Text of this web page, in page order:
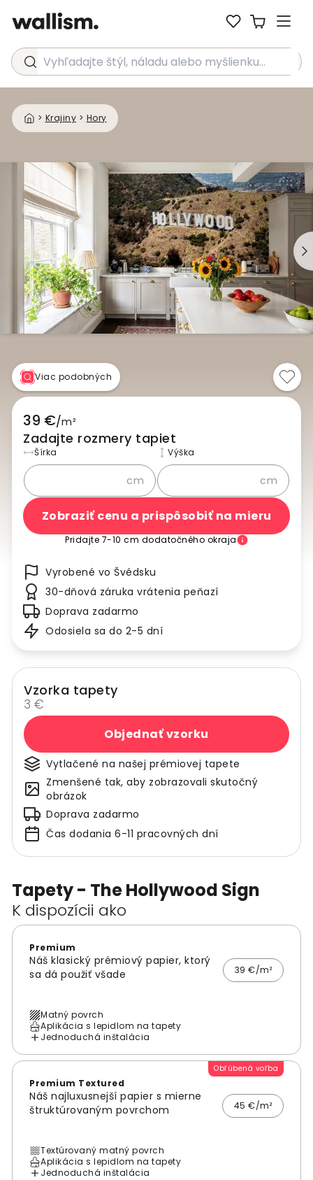
Vyhľadajte štýl, náladu alebo myšlienku...
> Krajiny > Hory
Tapety - The Hollywood Sign
K dispozícii ako
Premium
Náš klasický prémiový papier, ktorý
sa dá použiť všade
39 €/m²
Matný povrch
Aplikácia s lepidlom na tapety
Jednoduchá inštalácia
Obľúbená voľba
Premium Textured
Náš najluxusnejší papier s mierne
štruktúrovaným povrchom
45 €/m²
Textúrovaný matný povrch
Aplikácia s lepidlom na tapety
Jednoduchá inštalácia
Viac podobných
39 €/m²
Zadajte rozmery tapiet
Šírka
cm
Výška
cm
Zobraziť cenu a prispôsobiť na mieru
Pridajte 7-10 cm dodatočného okraja
Vyrobené vo Švédsku
30-dňová záruka vrátenia peňazí
Doprava zadarmo
Odosiela sa do 2-5 dní
Vzorka tapety
3 €
Objednať vzorku
Vytlačené na našej prémiovej tapete
Zmenšené tak, aby zobrazovali skutočný
obrázok
Doprava zadarmo
Čas dodania 6-11 pracovných dní